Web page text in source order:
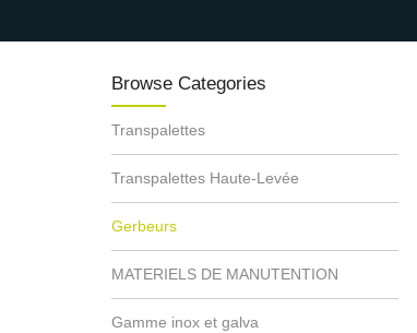
Browse Categories
Transpalettes
Transpalettes Haute-Levée
Gerbeurs
MATERIELS DE MANUTENTION
Gamme inox et galva